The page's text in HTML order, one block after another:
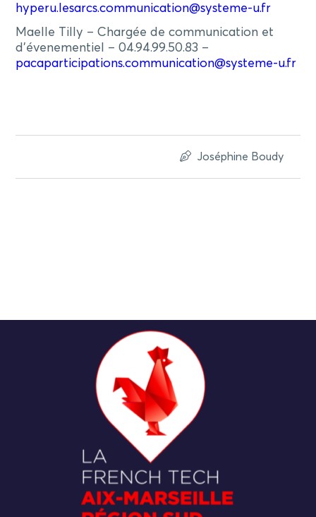
hyperu.lesarcs.communication@systeme-u.fr
Maelle Tilly – Chargée de communication et
d’évenementiel – 04.94.99.50.83 –
pacaparticipations.communication@systeme-u.fr
Joséphine Boudy